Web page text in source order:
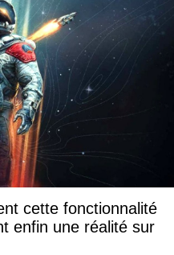
cette fonctionnalité
enfin une réalité sur